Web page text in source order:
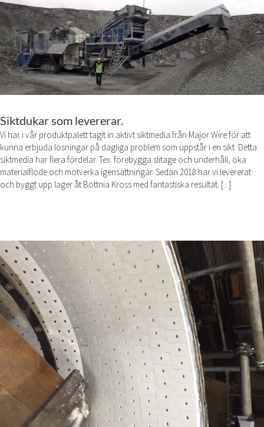
Siktdukar som levererar.
Vi har i vår produktpalett tagit in aktivt siktmedia från Major Wire för att
kunna erbjuda lösningar på dagliga problem som uppstår i en sikt. Detta
siktmedia har flera fördelar. Tex. förebygga slitage och underhåll, öka
materialflöde och motverka igensättningar. Sedan 2018 har vi levererat
och byggt upp lager åt Bottnia Kross med fantastiska resultat. [...]